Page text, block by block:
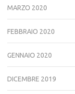
MARZO 2020
FEBBRAIO 2020
GENNAIO 2020
DICEMBRE 2019